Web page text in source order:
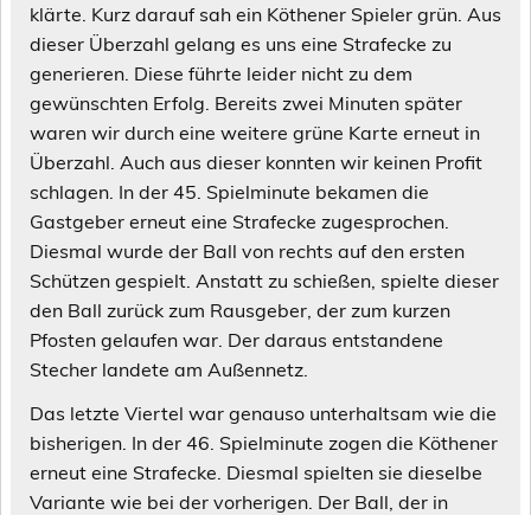
klärte. Kurz darauf sah ein Köthener Spieler grün. Aus
dieser Überzahl gelang es uns eine Strafecke zu
generieren. Diese führte leider nicht zu dem
gewünschten Erfolg. Bereits zwei Minuten später
waren wir durch eine weitere grüne Karte erneut in
Überzahl. Auch aus dieser konnten wir keinen Profit
schlagen. In der 45. Spielminute bekamen die
Gastgeber erneut eine Strafecke zugesprochen.
Diesmal wurde der Ball von rechts auf den ersten
Schützen gespielt. Anstatt zu schießen, spielte dieser
den Ball zurück zum Rausgeber, der zum kurzen
Pfosten gelaufen war. Der daraus entstandene
Stecher landete am Außennetz.
Das letzte Viertel war genauso unterhaltsam wie die
bisherigen. In der 46. Spielminute zogen die Köthener
erneut eine Strafecke. Diesmal spielten sie dieselbe
Variante wie bei der vorherigen. Der Ball, der in